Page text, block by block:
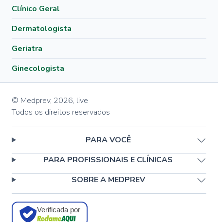
Clínico Geral
Dermatologista
Geriatra
Ginecologista
© Medprev, 2026, live
Todos os direitos reservados
PARA VOCÊ
PARA PROFISSIONAIS E CLÍNICAS
SOBRE A MEDPREV
Verificada por